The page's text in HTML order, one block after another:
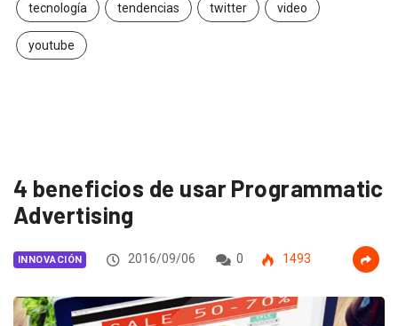
tecnología tendencias twitter video
youtube
4 beneficios de usar Programmatic
Advertising
INNOVACIÓN 2016/09/06 0 1493